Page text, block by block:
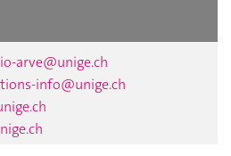
arve@unige.ch
info@unige.ch